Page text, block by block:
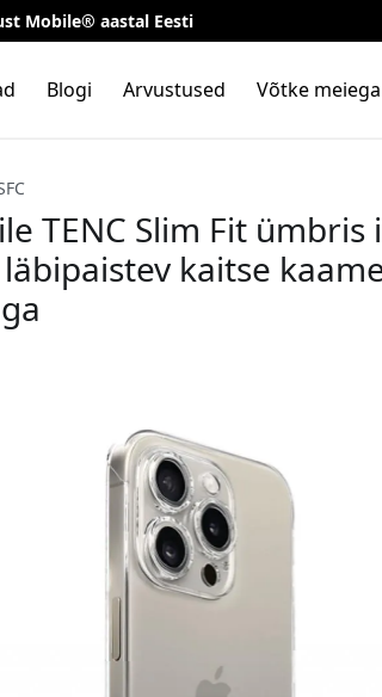
Mobile® aastal Eesti
Blogi Arvustused Võtke
TENC Slim Fit
kaitse